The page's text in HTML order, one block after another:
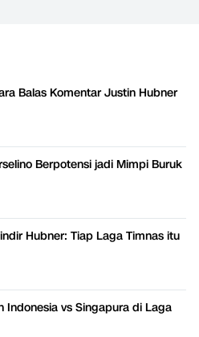
Balas Komentar Justin Hubner
Berpotensi jadi Mimpi Buruk
Hubner: Tiap Laga Timnas itu
Indonesia vs Singapura di Laga